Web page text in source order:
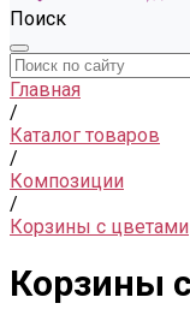
Поиск
Главная
/
Каталог товаров
/
Композиции
/
Корзины с цветами
Корзины